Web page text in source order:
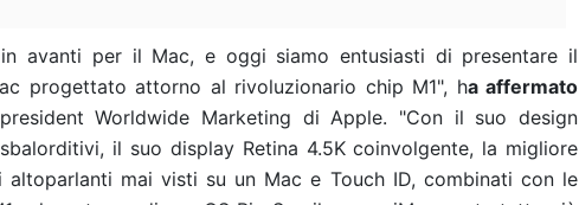
avanti per il Mac, e oggi siamo entusiasti di presentare il
progettato attorno al rivoluzionario chip M1", ha affermato
Worldwide Marketing di Apple. "Con il suo design
il suo display Retina 4.5K coinvolgente, la migliore
mai visti su un Mac e Touch ID, combinati con le